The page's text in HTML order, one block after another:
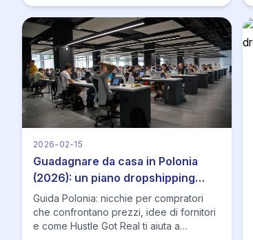
un mercato esigente sulla consegna.
2026-02-15
Guadagnare da casa in Polonia
(2026): un piano dropshipping
price-smart
Guida Polonia: nicchie per compratori
che confrontano prezzi, idee di fornitori
e come Hustle Got Real ti aiuta a